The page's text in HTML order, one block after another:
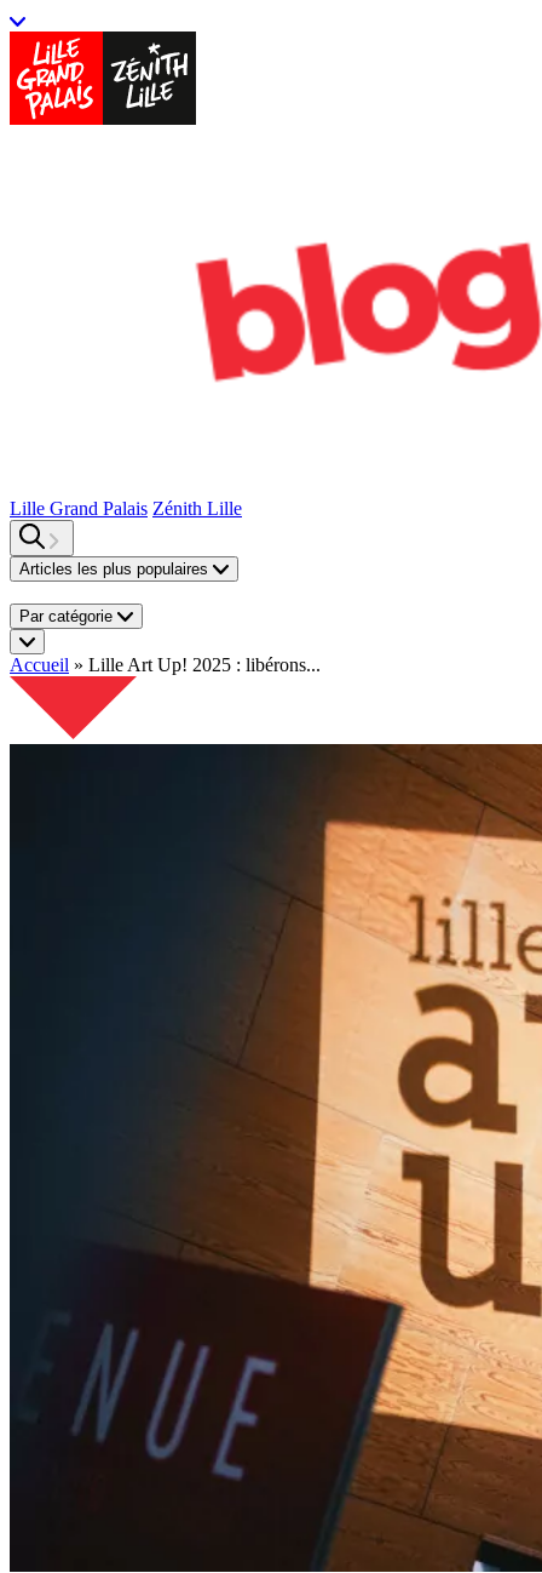
Lille Grand Palais Zénith Lille
Articles les plus populaires
Par catégorie
Accueil » Lille Art Up! 2025 : libérons...